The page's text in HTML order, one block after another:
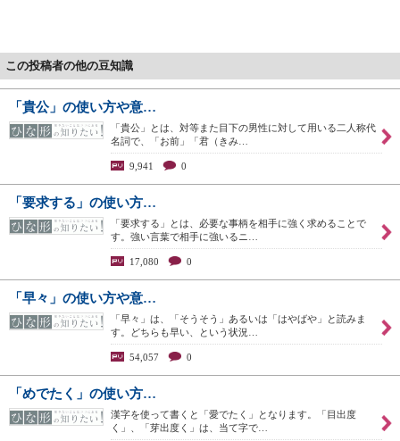
この投稿者の他の豆知識
「貴公」の使い方や意…
「貴公」とは、対等また目下の男性に対して用いる二人称代
名詞で、「お前」「君（きみ…
9,941 0
「要求する」の使い方…
「要求する」とは、必要な事柄を相手に強く求めることで
す。強い言葉で相手に強いるニ…
17,080 0
「早々」の使い方や意…
「早々」は、「そうそう」あるいは「はやばや」と読みま
す。どちらも早い、という状況…
54,057 0
「めでたく」の使い方…
漢字を使って書くと「愛でたく」となります。「目出度
く」、「芽出度く」は、当て字で…